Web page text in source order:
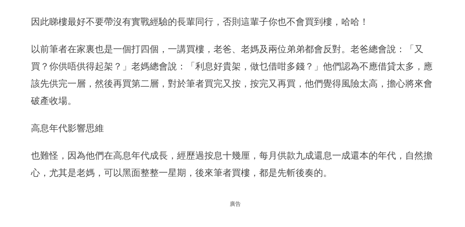
因此睇樓最好不要帶沒有實戰經驗的長輩同行，否則這輩子你也不會買到樓，哈哈！
以前筆者在家裏也是一個打四個，一講買樓，老爸、老媽及兩位弟弟都會反對。老爸總會說：「又
買？你供唔供得起架？」老媽總會說：「利息好貴架，做乜借咁多錢？」他們認為不應借貸太多，應
該先供完一層，然後再買第二層，對於筆者買完又按，按完又再買，他們覺得風險太高，擔心將來會
破產收場。
高息年代影響思維
也難怪，因為他們在高息年代成長，經歷過按息十幾厘，每月供款九成還息一成還本的年代，自然擔
心，尤其是老媽，可以黑面整整一星期，後來筆者買樓，都是先斬後奏的。
廣告